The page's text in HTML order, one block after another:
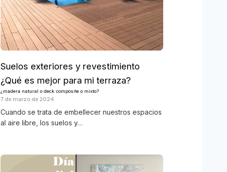
Suelos exteriores y revestimiento
¿Qué es mejor para mi terraza?
¿madera natural o deck composite o mixto?
7 de marzo de 2024
Cuando se trata de embellecer nuestros espacios
al aire libre, los suelos y…